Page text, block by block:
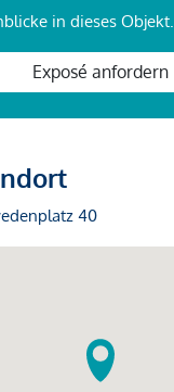
in dieses Objekt.
Exposé anfordern
40